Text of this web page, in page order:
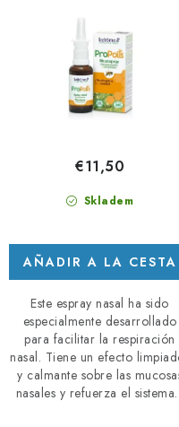
u
o
s
Skladem
€11,50
AÑADIR A LA CESTA
Este espray nasal ha sido
especialmente desarrollado
para facilitar la respiración
nasal. Tiene un efecto
y calmante sobre las
nasales y refuerza el